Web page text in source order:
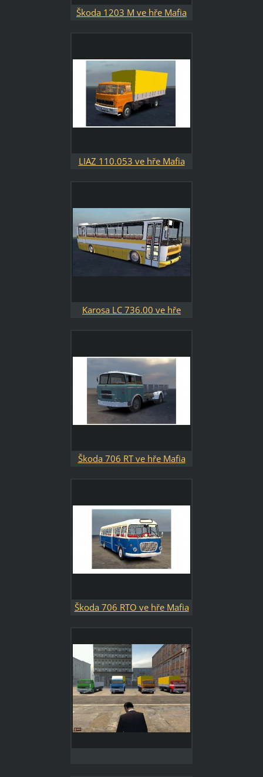
Škoda 1203 M ve hře Mafia
LIAZ 110.053 ve hře Mafia
Karosa LC 736.00 ve hře
Škoda 706 RT ve hře Mafia
Škoda 706 RTO ve hře Mafia